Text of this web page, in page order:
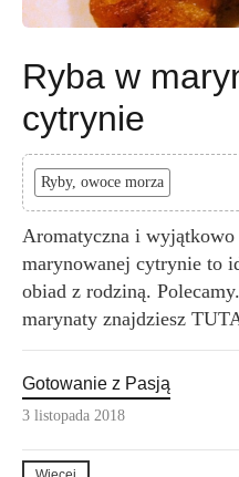
Ryba w
cytrynie
Ryby, owoce morza
Aromatyczna i wyjątkowo
marynowanej cytrynie to
obiad z rodziną.
marynaty znajdziesz
Gotowanie z Pasją
3 listopada 2018